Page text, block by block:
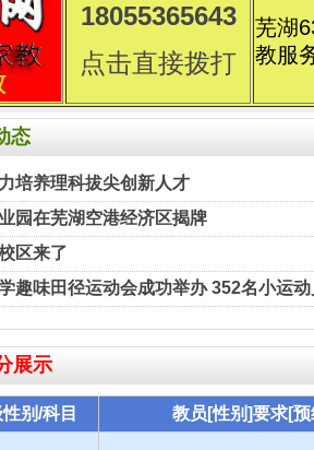
18055365643
点击直接拨打
芜湖
教服
态
培养理科拔尖创新人才
园在芜湖空港经济区揭牌
区来了
趣味田径运动会成功举办 352名小运
展示
别/科目 教员[性别]要求[